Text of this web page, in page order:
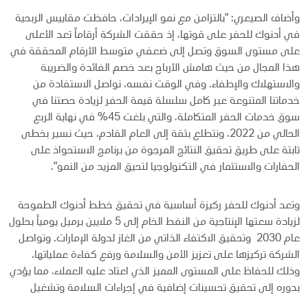
وأضاف الصيعري: "بالتزامن مع نمو الإيرادات، حافظت مقاييس الربحية
في أدنوك للحفر على قوتها، إذ حققت الشركة أرقاماً تعد الأعلى
على مستوى السوق وتصل إلى ضعفي متوسط الأرقام المحققة في
هذا المجال من حيث هامش الأرباح بعد خصم الفائدة والضريبة
والاستهلاك والإطفاء. وفي الوقت نفسه، نواصل الاستفادة من
خدماتنا المتنوعة عبر كامل سلسلة قيمة الحفر لزيادة حصتنا في
سوق خدمات الحفر المتكاملة، والتي بلغت 45% في نهاية الربع
الحالي من 2022، ونتطلع بثقة إلى العام القادم، حيث نسير بخطى
ثابتة على طريق تحقيق النتائج المرجوة من برنامج الاستحواذ على
الحفارات والاستثمار في التكنولوجيا لتحيق المزيد من النمو".
وتعد أدنوك للحفر ركيزة أساسية في تحقيق خطط أدنوك الطموحة
لزيادة سعتها الإنتاجية من النفط الخام إلى 5 ملايين برميل يومياً بحلول
عام 2030 وتحقيق الاكتفاء الذاتي من الغاز لدولة الإمارات. وتواصل
الشركة تركيزها على تعزيز الأمن والسلامة ورفع كفاءة عملياتها،
وذلك للحفاظ على المستوى المميز الذي اعتاد عليه العملاء، مما يؤدي
بدوره إلى تحقيق تحسينات إضافية في إجراءات السلامة وتشغيل